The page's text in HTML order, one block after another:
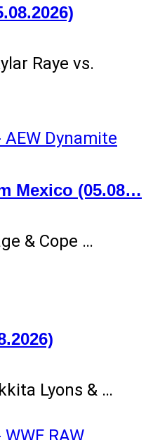
Raye vs.
Mexico (05.08…
& Cope …
Lyons & …